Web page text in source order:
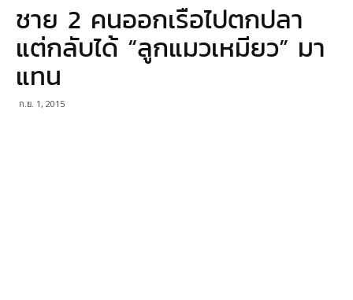
มายา
ชาย 2 คนออกเรือไปตกปลา
แต่กลับได้ “ลูกแมวเหมียว” มา
แทน
ก.ย. 1, 2015